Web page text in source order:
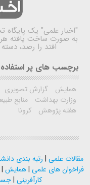
"اخبار علمی" یک
به صورت ساخت یافته هر
افتد را رصد،
برچسب های پر استفاده
همایش گزارش تصویری
وزارت بهداشت
منابع
هفته پژوهش
کرونا
مقالات علمی | رتبه بندی
فراخوان های علمی |همایش |
کارآفرینی |